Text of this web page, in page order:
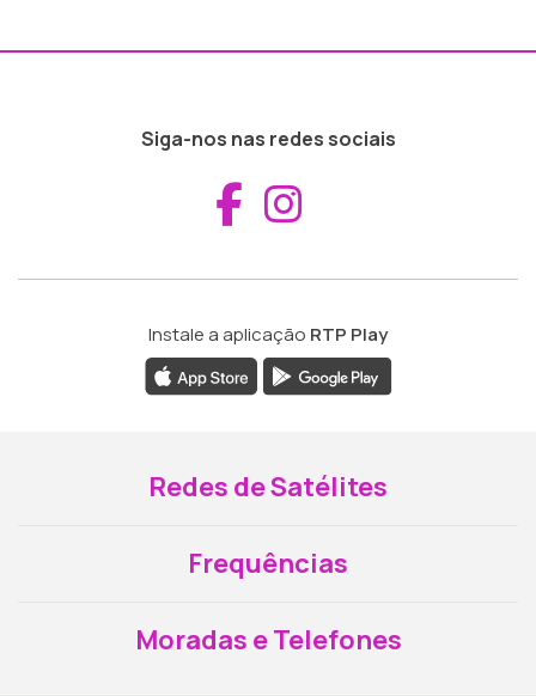
Siga-nos nas redes sociais
Aceder ao
Instale a aplicação RTP Play
Redes de Satélites
Frequências
Moradas e Telefones